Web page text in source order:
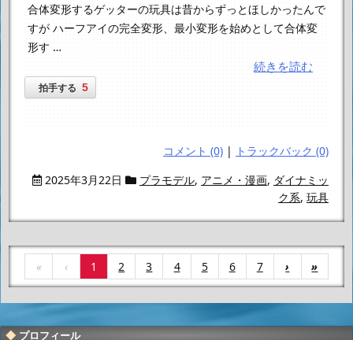
合体変形するゲッターの玩具は昔からずっとほしかったんで
すが ハーフアイの完全変形、最小変形を始めとして合体変
形す …
続きを読む
拍手する 5
コメント (0) |
トラックバック (0)
2025年3月22日
プラモデル, アニメ・漫画, ダイナミッ
ク系, 玩具
« ‹ 1 2 3 4 5 6 7 › »
プロフィール